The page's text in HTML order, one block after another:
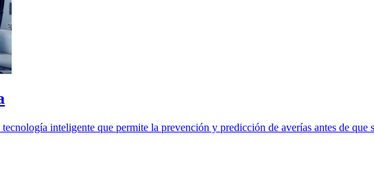
inteligente que permite la prevención y predicción de averías antes de que